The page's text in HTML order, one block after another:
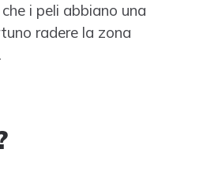
i peli abbiano una
radere la zona